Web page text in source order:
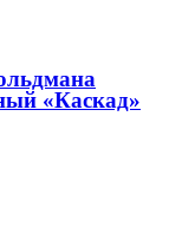
«Каскад»